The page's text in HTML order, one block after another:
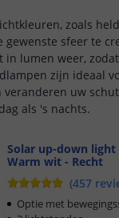
zoals
gewenste sfeer te
lumen weer,
zijn ideaal
uw
als 's nachts.
Solar up-down light
Warm wit - Recht
(457
Optie met